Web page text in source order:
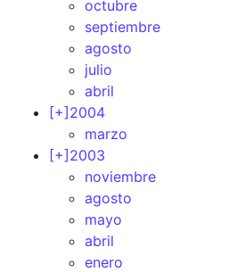
octubre
septiembre
agosto
julio
abril
[+] 2004
marzo
[+] 2003
noviembre
agosto
mayo
abril
enero